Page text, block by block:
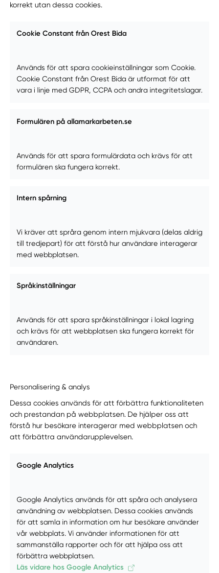
korrekt utan dessa cookies.
Cookie Constant från Orest Bida
Används för att spara cookieinställningar som Cookie.
Cookie Constant från Orest Bida är utformat för att
vara i linje med GDPR, CCPA och andra integritetslagar.
Formulären på allamarkarbeten.se
Används för att spara formulärdata och krävs för att
formulären ska fungera korrekt.
Intern spårning
Vi kräver att språra genom intern mjukvara (delas aldrig
till tredjepart) för att förstå hur användare interagerar
med webbplatsen.
Språkinställningar
Används för att spara språkinställningar i lokal lagring
och krävs för att webbplatsen ska fungera korrekt för
användaren.
Personalisering & analys
Dessa cookies används för att förbättra funktionaliteten
och prestandan på webbplatsen. De hjälper oss att
förstå hur besökare interagerar med webbplatsen och
att förbättra användarupplevelsen.
Google Analytics
Google Analytics används för att spåra och analysera
användning av webbplatsen. Dessa cookies används
för att samla in information om hur besökare använder
vår webbplats. Vi använder informationen för att
sammanställa rapporter och för att hjälpa oss att
förbättra webbplatsen.
Läs vidare hos Google Analytics